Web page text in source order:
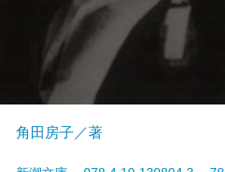
角田房子／著